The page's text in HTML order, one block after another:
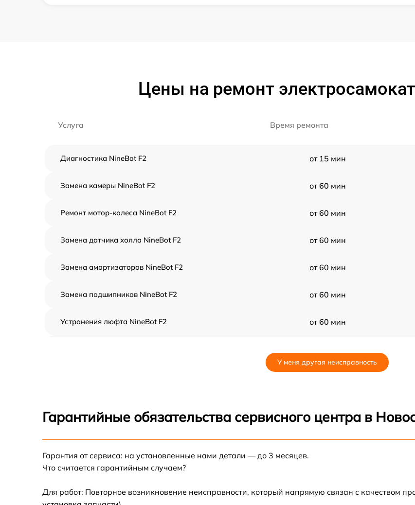
Цены на ремонт
Услуга Время ремонта
Диагностика NineBot F2 от 15 мин
Замена камеры NineBot F2 от 60 мин
Ремонт мотор-колеса NineBot F2 от 60 мин
Замена датчика холла NineBot F2 от 60 мин
Замена амортизаторов NineBot F2 от 60 мин
Замена подшипников NineBot F2 от 60 мин
Устранения люфта NineBot F2 от 60 мин
Замена корпуса NineBot F2
NineBot F2
У меня другая неисправность
Гарантийные обязательства сервисного центра в
Гарантия от сервиса: на установленные нами детали — до 3 месяцев.
Что считается гарантийным случаем?
Для работ: Повторное возникновение неисправности, который напрямую связан с качеством